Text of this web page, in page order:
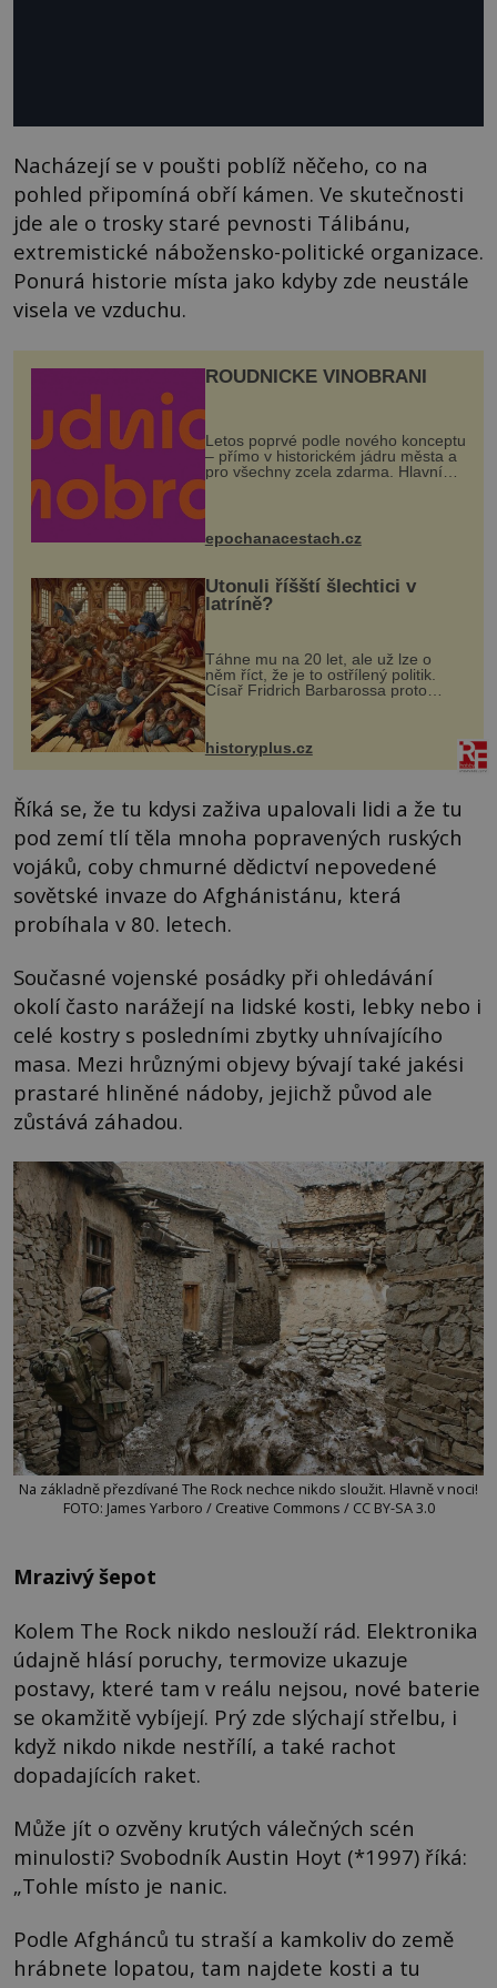
Nacházejí se v poušti poblíž něčeho, co na
pohled připomíná obří kámen. Ve skutečnosti
jde ale o trosky staré pevnosti Tálibánu,
extremistické nábožensko-politické organizace.
Ponurá historie místa jako kdyby zde neustále
visela ve vzduchu.
ROUDNICKÉ VINOBRANÍ
Letos poprvé podle nového konceptu
– přímo v historickém jádru města a
pro všechny zcela zdarma. Hlavní
program se odehraje na Karlově a
mohou těšit na víno, burčák, pes...
epochanacestach.cz
Utonuli říšští šlechtici v
latríně?
Táhne mu na 20 let, ale už lze o
něm říct, že je to ostřílený politik.
Císař Fridrich Barbarossa proto
posílá svého syna a dědice Jindřicha
VI. do Erfurtu, aby se stal
prostředníkem při řešení sporu m...
historyplus.cz
Říká se, že tu kdysi zaživa upalovali lidi a že tu
pod zemí tlí těla mnoha popravených ruských
vojáků, coby chmurné dědictví nepovedené
sovětské invaze do Afghánistánu, která
probíhala v 80. letech.
Současné vojenské posádky při ohledávání
okolí často narážejí na lidské kosti, lebky nebo i
celé kostry s posledními zbytky uhnívajícího
masa. Mezi hrůznými objevy bývají také jakési
prastaré hliněné nádoby, jejichž původ ale
zůstává záhadou.
Na základně přezdívané The Rock nechce nikdo sloužit. Hlavně v noci!
FOTO: James Yarboro / Creative Commons / CC BY-SA 3.0
Mrazivý šepot
Kolem The Rock nikdo neslouží rád. Elektronika
údajně hlásí poruchy, termovize ukazuje
postavy, které tam v reálu nejsou, nové baterie
se okamžitě vybíjejí. Prý zde slýchají střelbu, i
když nikdo nikde nestřílí, a také rachot
dopadajících raket.
Může jít o ozvěny krutých válečných scén
minulosti? Svobodník Austin Hoyt (*1997) říká:
„Tohle místo je nanic.
Podle Afghánců tu straší a kamkoliv do země
hrábnete lopatou, tam najdete kosti a tu